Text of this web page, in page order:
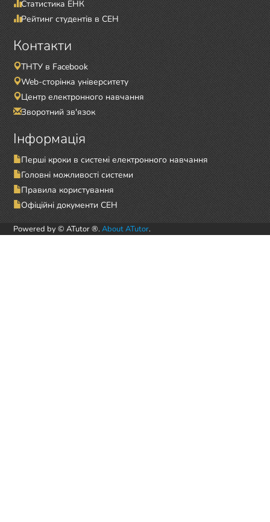
Статистика ЕНК
Рейтинг студентів в СЕН
Контакти
ТНТУ в Facebook
Web-сторінка університету
Центр електронного навчання
Зворотний зв'язок
Інформація
Перші кроки в системі електронного навчання
Головні можливості системи
Правила користування
Офіційні документи СЕН
Powered by © ATutor ®. About ATutor.